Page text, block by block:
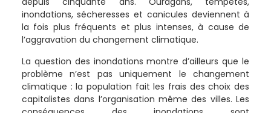
inondations, sécheresses et canicules deviennent à
la fois plus fréquents et plus intenses, à cause de
l’aggravation du changement climatique.
La question des inondations montre d’ailleurs que le
problème n’est pas uniquement le changement
climatique : la population fait les frais des choix des
capitalistes dans l’organisation même des villes. Les